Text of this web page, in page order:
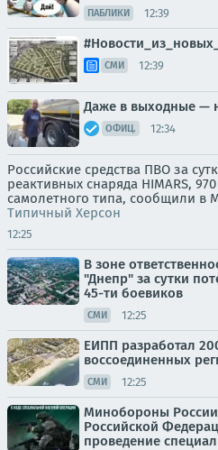
ПАБЛИКИ 12:39
СМИ 12:39
Даже в выходные —
ОФИЦ. 12:34
Российские средства ПВО за
реактивных снаряда HIMARS,
самолетного типа, сообщили
Типичный Херсон
12:25
В зоне
"Днепр" за сутки
45-ти боевиков
СМИ 12:25
ЕИПП разработал
воссоединенных
СМИ 12:25
Минобороны
Российской
проведение